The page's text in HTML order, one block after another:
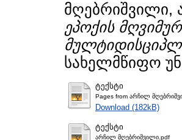
მღებრიშვილი,
ეპოქის
სახელმწიფო
ტექსტი
Pages from არჩილ
Download (182kB)
ტექსტი
არჩილ მღებრიშვილი.pdf